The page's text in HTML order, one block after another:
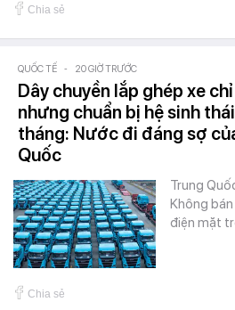
Chia sẻ
QUỐC TẾ - 20 GIỜ TRƯỚC
Dây chuyền lắp ghép xe
nhưng chuẩn bị hệ sinh
tháng: Nước đi đáng sợ
Quốc
Trung
Không
điện mặt
Chia sẻ